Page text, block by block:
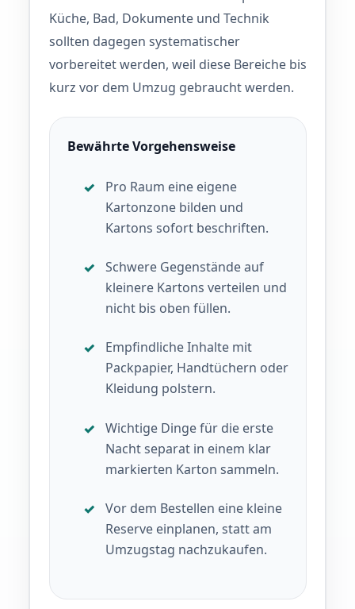
Küche, Bad, Dokumente und Technik
sollten dagegen systematischer
vorbereitet werden, weil diese Bereiche bis
kurz vor dem Umzug gebraucht werden.
Bewährte Vorgehensweise
Pro Raum eine eigene
Kartonzone bilden und
Kartons sofort beschriften.
Schwere Gegenstände auf
kleinere Kartons verteilen und
nicht bis oben füllen.
Empfindliche Inhalte mit
Packpapier, Handtüchern oder
Kleidung polstern.
Wichtige Dinge für die erste
Nacht separat in einem klar
markierten Karton sammeln.
Vor dem Bestellen eine kleine
Reserve einplanen, statt am
Umzugstag nachzukaufen.